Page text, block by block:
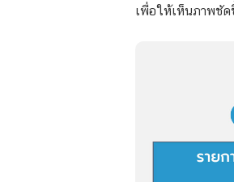
เพื่อให้เห็นภาพชัด